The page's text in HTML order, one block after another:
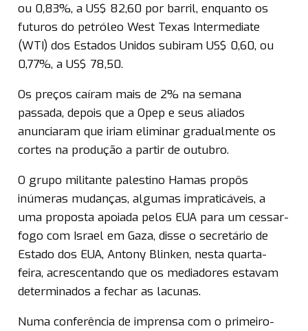
ou 0,83%, a US$ 82,60 por barril, enquanto os
futuros do petróleo West Texas Intermediate
(WTI) dos Estados Unidos subiram US$ 0,60, ou
0,77%, a US$ 78,50.
Os preços caíram mais de 2% na semana
passada, depois que a Opep e seus aliados
anunciaram que iriam eliminar gradualmente os
cortes na produção a partir de outubro.
O grupo militante palestino Hamas propôs
inúmeras mudanças, algumas impraticáveis, a
uma proposta apoiada pelos EUA para um cessar-
fogo com Israel em Gaza, disse o secretário de
Estado dos EUA, Antony Blinken, nesta quarta-
feira, acrescentando que os mediadores estavam
determinados a fechar as lacunas.
Numa conferência de imprensa com o primeiro-